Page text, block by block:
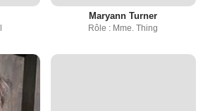
Maryann Turner
Rôle : Mme. Thing